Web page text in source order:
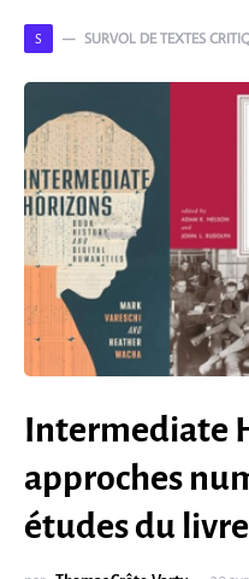
S SURVOL DE TEXTES
Intermediate
approches
études du livre